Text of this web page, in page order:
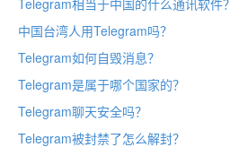
中国台湾人用Telegram吗？
Telegram如何自毁消息？
Telegram是属于哪个国家的？
Telegram聊天安全吗？
Telegram被封禁了怎么解封？